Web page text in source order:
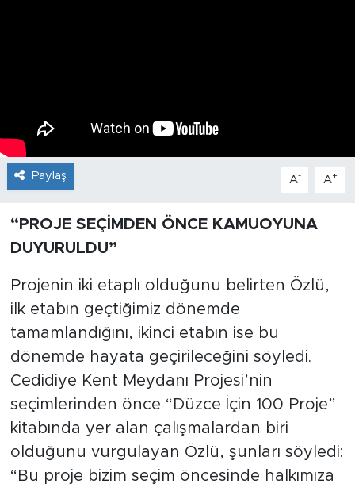
Paylaş A- A+
“PROJE SEÇİMDEN ÖNCE KAMUOYUNA
DUYURULDU”
Projenin iki etaplı olduğunu belirten Özlü,
ilk etabın geçtiğimiz dönemde
tamamlandığını, ikinci etabın ise bu
dönemde hayata geçirileceğini söyledi.
Cedidiye Kent Meydanı Projesi’nin
seçimlerinden önce “Düzce İçin 100 Proje”
kitabında yer alan çalışmalardan biri
olduğunu vurgulayan Özlü, şunları söyledi:
“Bu proje bizim seçim öncesinde halkımıza